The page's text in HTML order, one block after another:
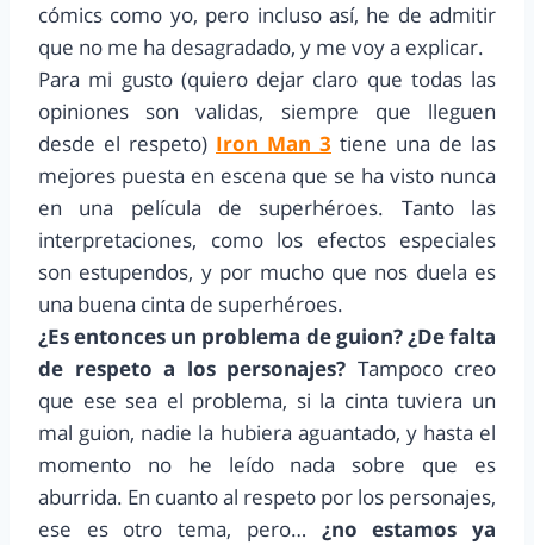
cómics como yo, pero incluso así, he de admitir
que no me ha desagradado, y me voy a explicar.
Para mi gusto (quiero dejar claro que todas las
opiniones son validas, siempre que lleguen
desde el respeto) Iron Man 3 tiene una de las
mejores puesta en escena que se ha visto nunca
en una película de superhéroes. Tanto las
interpretaciones, como los efectos especiales
son estupendos, y por mucho que nos duela es
una buena cinta de superhéroes.
¿Es entonces un problema de guion? ¿De falta
de respeto a los personajes? Tampoco creo
que ese sea el problema, si la cinta tuviera un
mal guion, nadie la hubiera aguantado, y hasta el
momento no he leído nada sobre que es
aburrida. En cuanto al respeto por los personajes,
ese es otro tema, pero… ¿no estamos ya